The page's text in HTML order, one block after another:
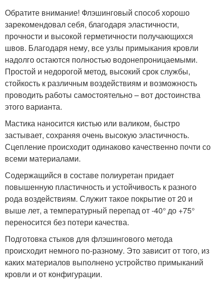
Обратите внимание! Флэшинговый способ хорошо
зарекомендовал себя, благодаря эластичности,
прочности и высокой герметичности получающихся
швов. Благодаря нему, все узлы примыкания кровли
надолго остаются полностью водонепроницаемыми.
Простой и недорогой метод, высокий срок службы,
стойкость к различным воздействиям и возможность
проводить работы самостоятельно – вот достоинства
этого варианта.
Мастика наносится кистью или валиком, быстро
застывает, сохраняя очень высокую эластичность.
Сцепление происходит одинаково качественно почти со
всеми материалами.
Содержащийся в составе полиуретан придает
повышенную пластичность и устойчивость к разного
рода воздействиям. Служит такое покрытие от 20 и
выше лет, а температурный перепад от -40° до +75°
переносится без потери качества.
Подготовка стыков для флэшингового метода
происходит немного по-разному. Это зависит от того, из
каких материалов выполнено устройство примыканий
кровли и от конфигурации.